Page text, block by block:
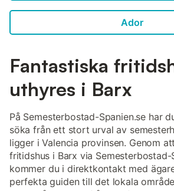
Ador
Fantastiska
uthyres i Barx
På Semesterbostad-Spanien.se har
söka från ett stort urval av
ligger i Valencia provinsen. Genom
fritidshus i Barx via Semesterbostad-
kommer du i direktkontakt med
perfekta guiden till det lokala